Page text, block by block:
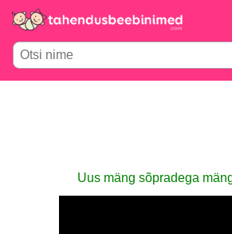
Uus mäng sõpradega